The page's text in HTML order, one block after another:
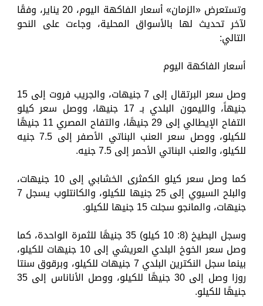
وتستعرض «الزمان» أسعار الفاكهة اليوم، 20 يناير، وفقًا
لآخر تحديث لها بالأسواق المحلية، وجاءت على النحو
التالي:
أسعار الفاكهة اليوم
وصل سعر البرتقال إلى 7 جنيهات، والجريب فروت إلى 15
جنيهاً، والليمون البلدي بـ 17 جنيها، ووصل سعر كيلو
التفاح الإيطالي إلى 29 جنيهًا، والتفاح المصري 11 جنيهًا
للكيلو، ووصل سعر العنب البناتي الأصفر إلى 7.5 جنيه
للكيلو، والعنب البناتي الأحمر إلى 7.5 جنيه.
كما وصل سعر كيلو الكمثرى الخشابي إلى 10 جنيهات،
والبلح السيوي إلى 25 جنيها للكيلو، والكانتلوب يسجل 7
جنيهات، والمانجو سجلت 15 جنيها للكيلو.
وسجل البطيخ (8: 10 كيلو) 35 جنيهًا للثمرة الواحدة، كما
وصل سعر الخوخ البلدي العريشي إلى 10 جنيهات للكيلو،
بينما سجل النكترين البلدي 7 جنيهات للكيلو، وبرقوق سنتا
روزا وصل إلى 30 جنيهًا للكيلو، ووصل الأناناس إلى 35
جنيهًا للكيلو.